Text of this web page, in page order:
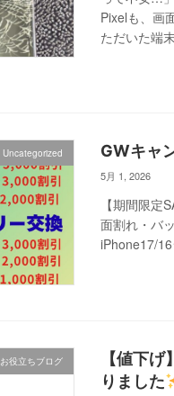
Pixelも、画
ただいた端
Uncategorized GWキャ
5月 1, 2026
【期間限定
面割れ・バ
iPhone17/
お役立ちブログ 【値下
りました